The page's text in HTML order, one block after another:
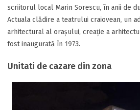
scriitorul local Marin Sorescu, în anii de
Actuala clădire a teatrului craiovean, un
arhitectural al orașului, creație a
fost inaugurată în 1973.
Unitati de cazare din zona